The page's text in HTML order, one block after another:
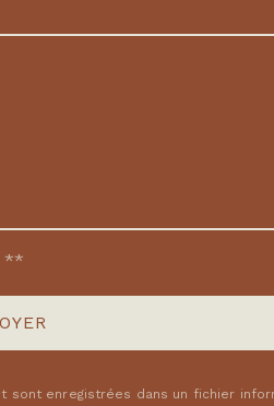
**
enregistrées dans un fichier